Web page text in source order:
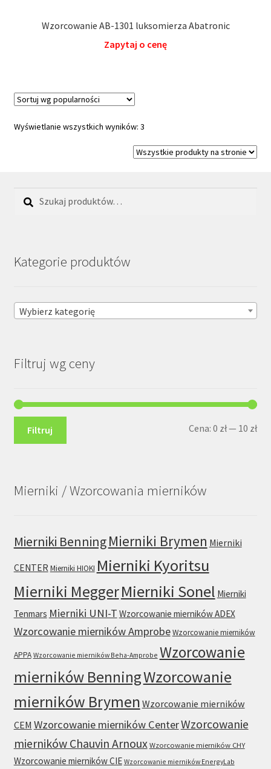
Wzorcowanie AB-1301 luksomierza Abatronic
Zapytaj o cenę
Wyświetlanie wszystkich wyników: 3Posortowane
popularności
Szukaj:
Szukaj
Kategorie produktów
Wybierz kategorię
Filtruj wg ceny
Filtruj Cena:0 zł— 10 zł
Mierniki / Wzorcowania mierników
Mierniki BenningMierniki Brymen Mierniki
CENTER Mierniki HIOKI Mierniki Kyoritsu
Mierniki MeggerMierniki Sonel Mierniki
Tenmars Mierniki UNI-T Wzorcowanie mierników ADEX
Wzorcowanie mierników AmprobeWzorcowanie mierników
APPA Wzorcowanie mierników Beha-Amprobe Wzorcowanie
mierników BenningWzorcowanie
mierników Brymen Wzorcowanie mierników
CEM Wzorcowanie mierników CenterWzorcowanie
mierników Chauvin Arnoux Wzorcowanie mierników CHY
Wzorcowanie mierników CIE Wzorcowanie mierników EnergyLab